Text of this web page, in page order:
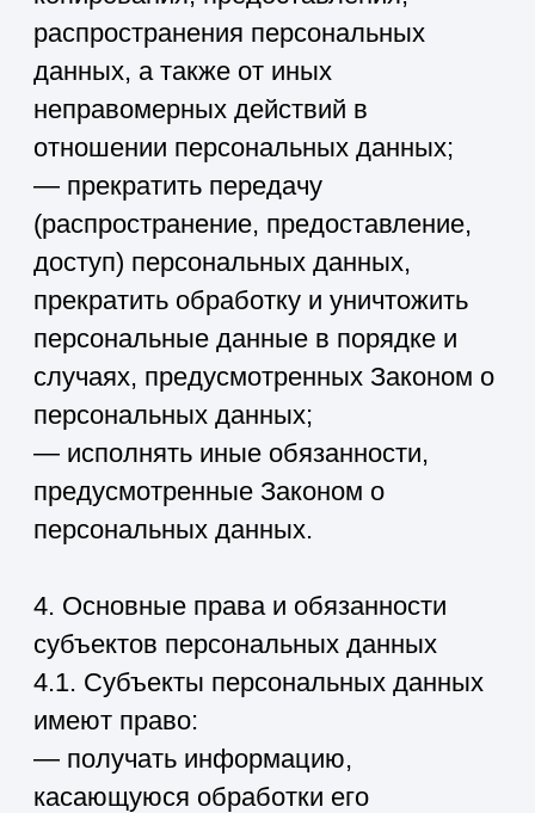
конкретных, заранее определенных и
законных целей. Не допускается
обработка персональных данных,
несовместимая с целями сбора
персональных данных.
5.3. Не допускается объединение баз
данные, обработка которых
осуществляется в целях,
несовместимых между собой.
5.4. Обработке подлежат только
персональные данные, которые
отвечают целям их обработки.
обрабатываемых персональных
данных соответствуют заявленным
целям обработки. Не допускается
персональных данных по отношению
к заявленным целям их обработки.
персональных данных, их
достаточность, а в необходимых
случаях и актуальность по
отношению к целям обработки
персональных данных. Оператор
принимает необходимые меры и/или
обеспечивает их принятие по
удалению или уточнению неполных